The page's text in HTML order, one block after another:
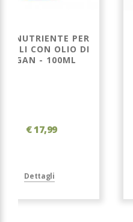
NUTRIENTE PER
CON OLIO DI
ARGAN - 100ML
€ 17,99
Dettagli